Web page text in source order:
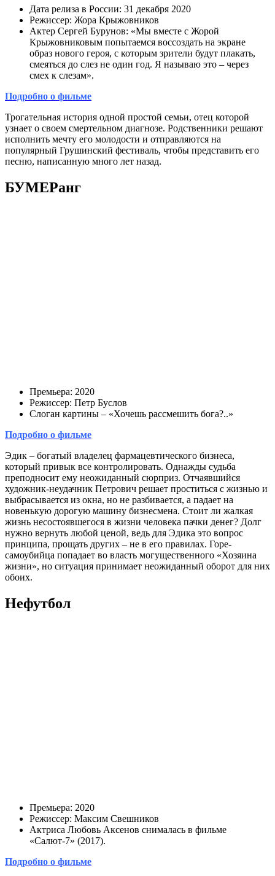
Дата релиза в России: 31 декабря 2020
Режиссер: Жора Крыжовников
Актер Сергей Бурунов: «Мы вместе с Жорой
Крыжовниковым попытаемся воссоздать на экране
образ нового героя, с которым зрители будут плакать,
смеяться до слез не один год. Я называю это – через
смех к слезам».
Подробно о фильме
Трогательная история одной простой семьи, отец которой
узнает о своем смертельном диагнозе. Родственники решают
исполнить мечту его молодости и отправляются на
популярный Грушинский фестиваль, чтобы представить его
песню, написанную много лет назад.
БУМЕРанг
Премьера: 2020
Режиссер: Петр Буслов
Слоган картины – «Хочешь рассмешить бога?..»
Подробно о фильме
Эдик – богатый владелец фармацевтического бизнеса,
который привык все контролировать. Однажды судьба
преподносит ему неожиданный сюрприз. Отчаявшийся
художник-неудачник Петрович решает проститься с жизнью и
выбрасывается из окна, но не разбивается, а падает на
новенькую дорогую машину бизнесмена. Стоит ли жалкая
жизнь несостоявшегося в жизни человека пачки денег? Долг
нужно вернуть любой ценой, ведь для Эдика это вопрос
принципа, прощать других – не в его правилах. Горе-
самоубийца попадает во власть могущественного «Хозяина
жизни», но ситуация принимает неожиданный оборот для них
обоих.
Нефутбол
Премьера: 2020
Режиссер: Максим Свешников
Актриса Любовь Аксенов снималась в фильме
«Салют-7» (2017).
Подробно о фильме